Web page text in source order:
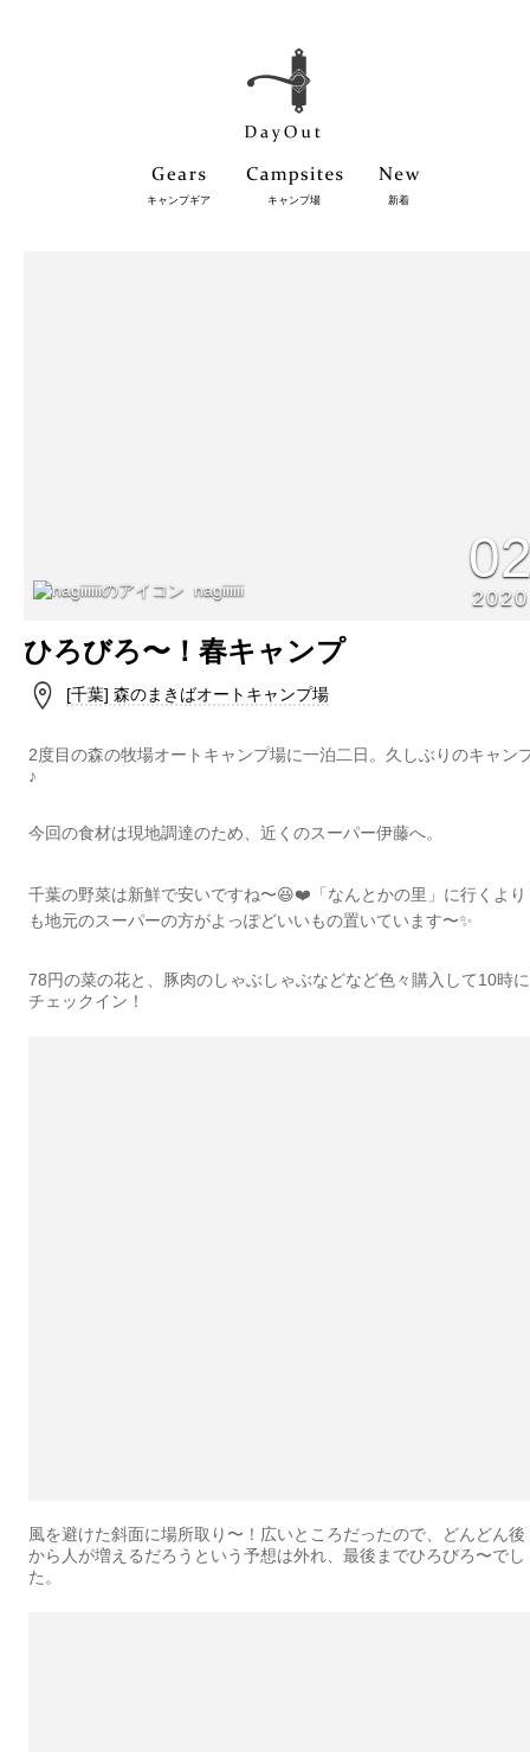
キャンプギア キャンプ場 新着
nagiiiiii 2020
ひろびろ〜！春キャンプ
[千葉] 森のまきばオートキャンプ場
2度目の森の牧場オートキャンプ場に一泊二日。久しぶりのキャン
♪
今回の食材は現地調達のため、近くのスーパー伊藤へ。
千葉の野菜は新鮮で安いですね〜😆❤️「なんとかの里」に行くより
も地元のスーパーの方がよっぽどいいもの置いています〜✨
78円の菜の花と、豚肉のしゃぶしゃぶなどなど色々購入して10時に
チェックイン！
風を避けた斜面に場所取り〜！広いところだったので、どんどん後
から人が増えるだろうという予想は外れ、最後までひろびろ〜でし
た。